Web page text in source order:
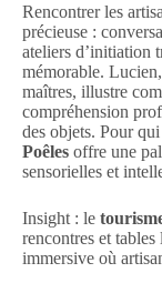
Rencontrer les
précieuse :
ateliers d’initiation
mémorable.
maîtres, illustre
compréhension
des objets. Pour
Poêles offre une
sensorielles et
Insight : le
rencontres et
immersive où